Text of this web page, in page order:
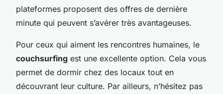
plateformes proposent des offres de dernière
minute qui peuvent s’avérer très avantageuses.
Pour ceux qui aiment les rencontres humaines, le
couchsurfing est une excellente option. Cela vous
permet de dormir chez des locaux tout en
découvrant leur culture. Par ailleurs, n’hésitez pas